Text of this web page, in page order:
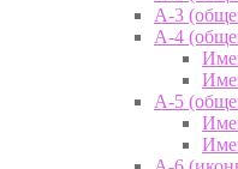
А-3
А-4
А-5